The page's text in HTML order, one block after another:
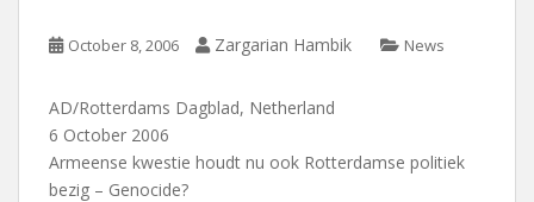
October 8, 2006 Zargarian Hambik News
AD/Rotterdams Dagblad, Netherland
6 October 2006
Armeense kwestie houdt nu ook Rotterdamse politiek
bezig – Genocide?